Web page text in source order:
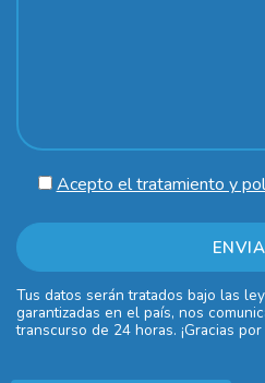
Acepto el tratamiento y
Tus datos serán tratados bajo las
garantizadas en el país, nos
transcurso de 24 horas. ¡Gracias